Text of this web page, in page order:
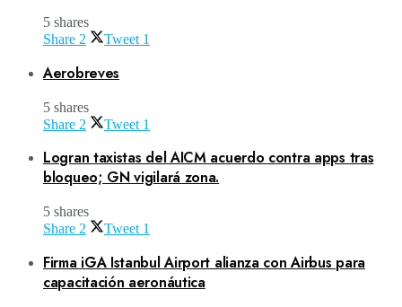
5 shares
Share 2 Tweet 1
Aerobreves
5 shares
Share 2 Tweet 1
Logran taxistas del AICM acuerdo contra apps tras
bloqueo; GN vigilará zona.
5 shares
Share 2 Tweet 1
Firma iGA Istanbul Airport alianza con Airbus para
capacitación aeronáutica